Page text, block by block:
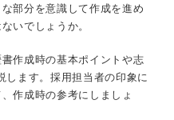
が優先！ 履歴書の証明写
トスーツが無難
部分を意識して作成を進め
いでしょうか。
作成時の基本ポイントや志
します。採用担当者の印象に
作成時の参考にしましょ
書の志望動機・自己PRを